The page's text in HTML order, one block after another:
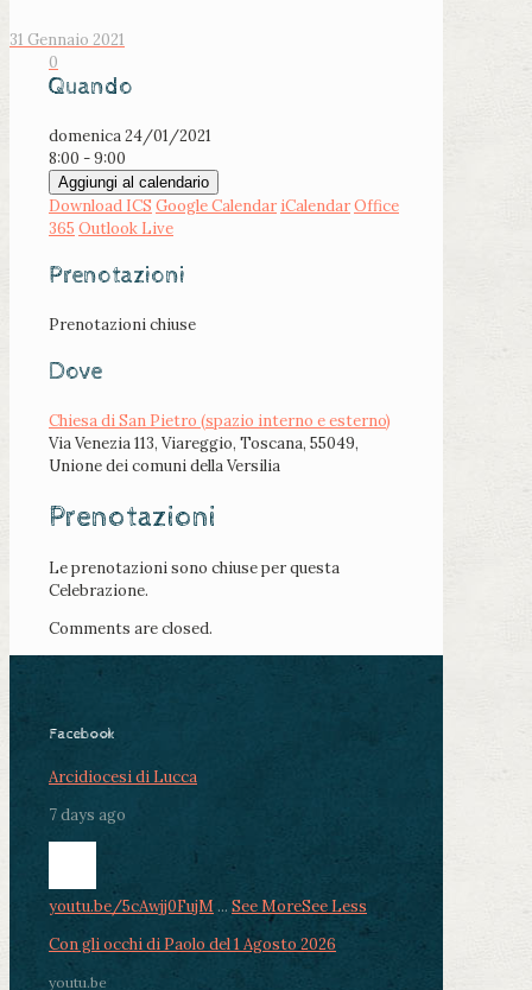
31 Gennaio 2021
0
Quando
domenica 24/01/2021
8:00 - 9:00
Aggiungi al calendario
Download ICS Google Calendar iCalendarOffice
365 Outlook Live
Prenotazioni
Prenotazioni chiuse
Dove
Chiesa di San Pietro (spazio interno e esterno)
Via Venezia 113, Viareggio, Toscana, 55049,
Unione dei comuni della Versilia
Prenotazioni
Le prenotazioni sono chiuse per questa
Celebrazione.
Comments are closed.
Facebook
Arcidiocesi di Lucca
7 days ago
youtu.be/5cAwjj0FujM ... See MoreSee Less
Con gli occhi di Paolo del 1 Agosto 2026
youtu.be